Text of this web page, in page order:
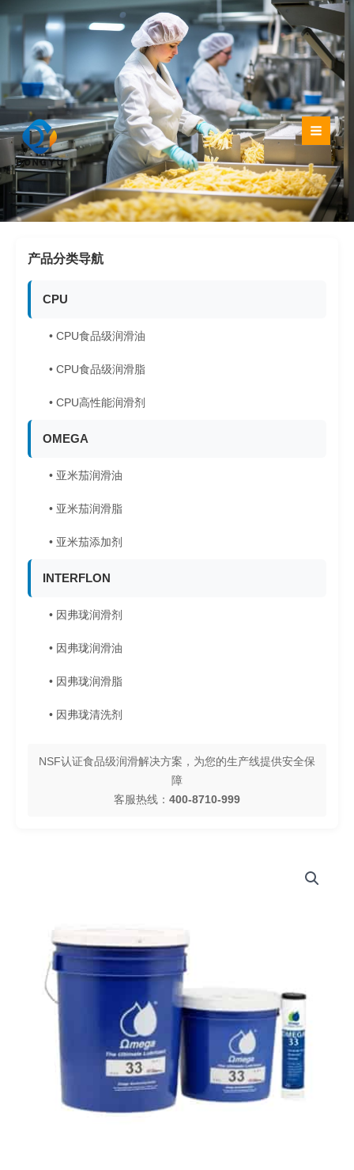
产品分类导航
CPU
• CPU食品级润滑油
• CPU食品级润滑脂
• CPU高性能润滑剂
OMEGA
• 亚米茄润滑油
• 亚米茄润滑脂
• 亚米茄添加剂
INTERFLON
• 因弗珑润滑剂
• 因弗珑润滑油
• 因弗珑润滑脂
• 因弗珑清洗剂
NSF认证食品级润滑解决方案，为您的生产线提供安全保
障
客服热线： 400-8710-999